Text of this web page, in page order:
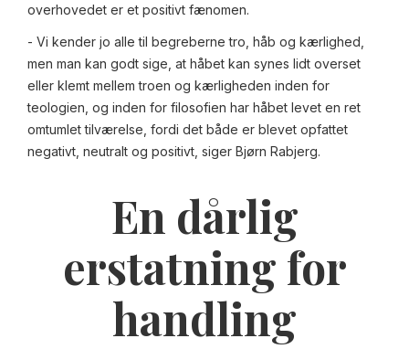
overhovedet er et positivt fænomen.
- Vi kender jo alle til begreberne tro, håb og kærlighed,
men man kan godt sige, at håbet kan synes lidt overset
eller klemt mellem troen og kærligheden inden for
teologien, og inden for filosofien har håbet levet en ret
omtumlet tilværelse, fordi det både er blevet opfattet
negativt, neutralt og positivt, siger Bjørn Rabjerg.
En dårlig
erstatning for
handling